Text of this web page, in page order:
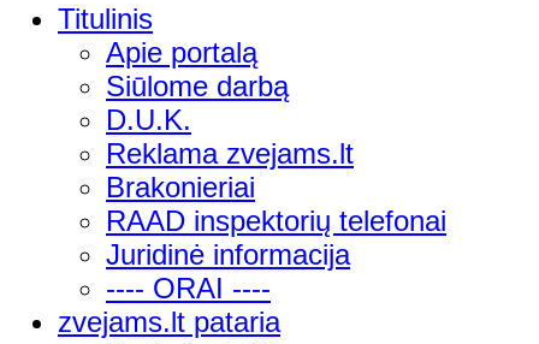
Titulinis
Apie portalą
Siūlome darbą
D.U.K.
Reklama zvejams.lt
Brakonieriai
RAAD inspektorių telefonai
Juridinė informacija
---- ORAI ----
zvejams.lt pataria